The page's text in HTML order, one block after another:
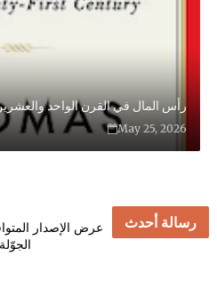
رأس المال في القرن الواحد
May 25, 2026
رسالة أحدث
عرض الإصدار
الجوّلة